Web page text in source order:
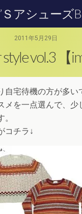
Ｓアシューズ
2011年5月29日
vol.3 【
自宅待機の方が多い
メを一点選んで、少
コチラ↓